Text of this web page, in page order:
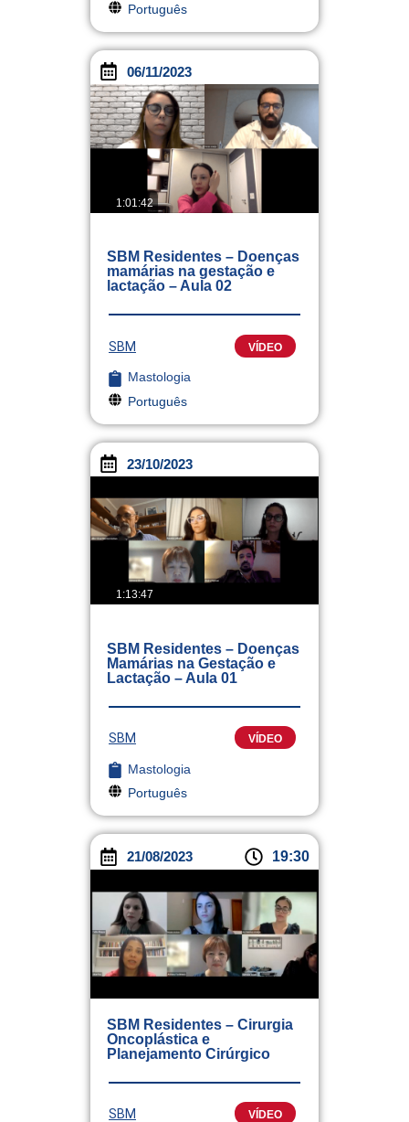
Português
06/11/2023
1:01:42
SBM Residentes – Doenças
mamárias na gestação e
lactação – Aula 02
SBM VÍDEO
Mastologia
Português
23/10/2023
1:13:47
SBM Residentes – Doenças
Mamárias na Gestação e
Lactação – Aula 01
SBM VÍDEO
Mastologia
Português
21/08/2023 19:30
SBM Residentes – Cirurgia
Oncoplástica e
Planejamento Cirúrgico
SBM VÍDEO